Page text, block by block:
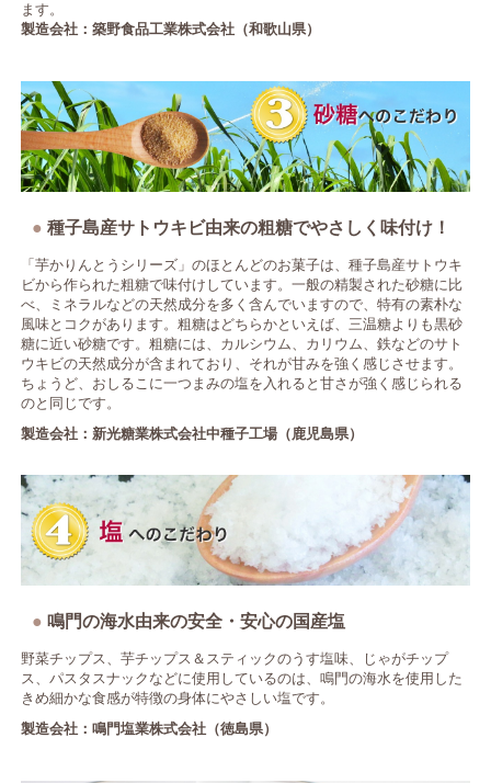
ます。
製造会社：築野食品工業株式会社（和歌山県）
種子島産サトウキビ由来の粗糖でやさしく味付け！
「芋かりんとうシリーズ」のほとんどのお菓子は、種子島産サトウキ
ビから作られた粗糖で味付けしています。一般の精製された砂糖に比
べ、ミネラルなどの天然成分を多く含んでいますので、特有の素朴な
風味とコクがあります。粗糖はどちらかといえば、三温糖よりも黒砂
糖に近い砂糖です。粗糖には、カルシウム、カリウム、鉄などのサト
ウキビの天然成分が含まれており、それが甘みを強く感じさせます。
ちょうど、おしるこに一つまみの塩を入れると甘さが強く感じられる
のと同じです。
製造会社：新光糖業株式会社中種子工場（鹿児島県）
鳴門の海水由来の安全・安心の国産塩
野菜チップス、芋チップス＆スティックのうす塩味、じゃがチップ
ス、パスタスナックなどに使用しているのは、鳴門の海水を使用した
きめ細かな食感が特徴の身体にやさしい塩です。
製造会社：鳴門塩業株式会社（徳島県）